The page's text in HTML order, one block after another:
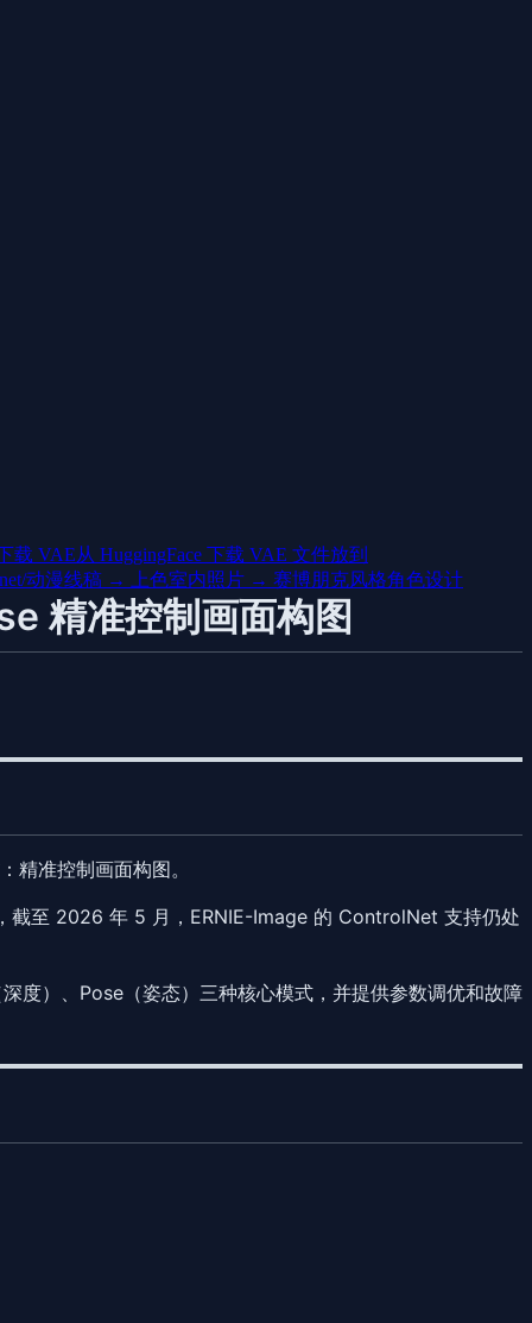
载 VAE从 HuggingFace 下载 VAE 文件放到
动漫线稿 → 上色室内照片 → 赛博朋克风格角色设计
精准控制画面构图
精准控制画面构图。
截至 2026 年 5 月，ERNIE-Image 的 ControlNet 支持仍处
）、Pose（姿态）三种核心模式，并提供参数调优和故障